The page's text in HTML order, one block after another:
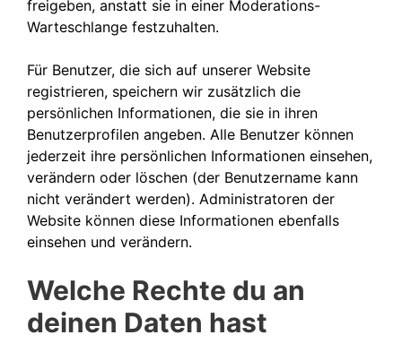
freigeben, anstatt sie in einer Moderations-
Warteschlange festzuhalten.
Für Benutzer, die sich auf unserer Website
registrieren, speichern wir zusätzlich die
persönlichen Informationen, die sie in ihren
Benutzerprofilen angeben. Alle Benutzer können
jederzeit ihre persönlichen Informationen einsehen,
verändern oder löschen (der Benutzername kann
nicht verändert werden). Administratoren der
Website können diese Informationen ebenfalls
einsehen und verändern.
Welche Rechte du an
deinen Daten hast